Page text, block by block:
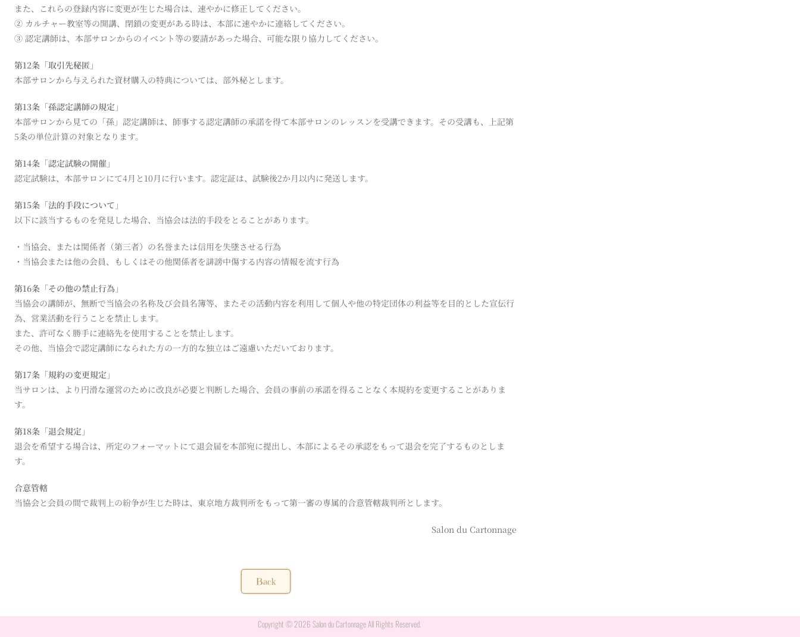
また、これらの登録内容に変更が生じた場合は、速やかに修正してください。
② カルチャー教室等の開講、閉鎖の変更がある時は、本部に速やかに連絡してください。
③ 認定講師は、本部サロンからのイベント等の要請があった場合、可能な限り協力してください。
第12条「取引先秘匿」
本部サロンから与えられた資材購入の特典については、部外秘とします。
第13条「孫認定講師の規定」
本部サロンから見ての「孫」認定講師は、師事する認定講師の承諾を得て本部サロンのレッスンを受講できます。その受講も、上記第
5条の単位計算の対象となります。
第14条「認定試験の開催」
認定試験は、本部サロンにて4月と10月に行います。認定証は、試験後2か月以内に発送します。
第15条「法的手段について」
以下に該当するものを発見した場合、当協会は法的手段をとることがあります。
・当協会、または関係者（第三者）の名誉または信用を失墜させる行為
・当協会または他の会員、もしくはその他関係者を誹謗中傷する内容の情報を流す行為
第16条「その他の禁止行為」
当協会の講師が、無断で当協会の名称及び会員名簿等、またその活動内容を利用して個人や他の特定団体の利益等を目的とした宣伝行
為、営業活動を行うことを禁止します。
また、許可なく勝手に連絡先を使用することを禁止します。
その他、当協会で認定講師になられた方の一方的な独立はご遠慮いただいております。
第17条「規約の変更規定」
当サロンは、より円滑な運営のために改良が必要と判断した場合、会員の事前の承諾を得ることなく本規約を変更することがありま
す。
第18条「退会規定」
退会を希望する場合は、所定のフォーマットにて退会届を本部宛に提出し、本部によるその承認をもって退会を完了するものとしま
す。
合意管轄
当協会と会員の間で裁判上の紛争が生じた時は、東京地方裁判所をもって第一審の専属的合意管轄裁判所とします。
Salon du Cartonnage
Back
Copyright © 2026 Salon du Cartonnage All Rights Reserved.